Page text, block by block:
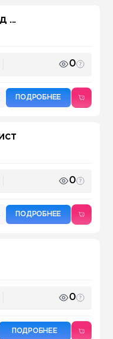
...
0
ПОДРОБНЕЕ
0
ПОДРОБНЕЕ
0
ПОДРОБНЕЕ